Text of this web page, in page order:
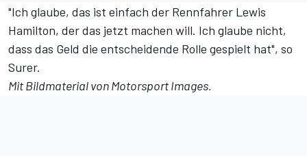
"Ich glaube, das ist einfach der Rennfahrer Lewis
Hamilton, der das jetzt machen will. Ich glaube nicht,
dass das Geld die entscheidende Rolle gespielt hat", so
Surer.
Mit Bildmaterial vonMotorsport Images.